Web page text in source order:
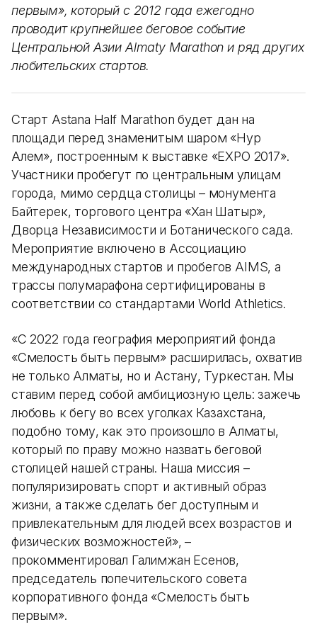
первым», который с 2012 года ежегодно
проводит крупнейшее беговое событие
Центральной Азии Almaty Marathon и ряд других
любительских стартов.
Старт Astana Half Marathon будет дан на
площади перед знаменитым шаром «Нур
Алем», построенным к выставке «EXPO 2017».
Участники пробегут по центральным улицам
города, мимо сердца столицы – монумента
Байтерек, торгового центра «Хан Шатыр»,
Дворца Независимости и Ботанического сада.
Мероприятие включено в Ассоциацию
международных стартов и пробегов AIMS, а
трассы полумарафона сертифицированы в
соответствии со стандартами World Athletics.
«С 2022 года география мероприятий фонда
«Смелость быть первым» расширилась, охватив
не только Алматы, но и Астану, Туркестан. Мы
ставим перед собой амбициозную цель: зажечь
любовь к бегу во всех уголках Казахстана,
подобно тому, как это произошло в Алматы,
который по праву можно назвать беговой
столицей нашей страны. Наша миссия –
популяризировать спорт и активный образ
жизни, а также сделать бег доступным и
привлекательным для людей всех возрастов и
физических возможностей», –
прокомментировал Галимжан Есенов,
председатель попечительского совета
корпоративного фонда «Смелость быть
первым».